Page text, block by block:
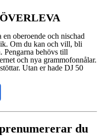
oberoende och nischad
Om du kan och vill, bli
Pengarna behövs till
och nya grammofonnålar.
Utan er hade DJ 50
du